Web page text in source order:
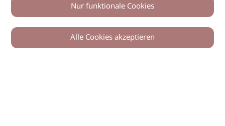
Nur funktionale Cookies
Alle Cookies akzeptieren